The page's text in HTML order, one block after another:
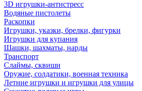
3D игрушки-антистресс
Водяные пистолеты
Раскопки
Игрушки, указки, брелки, фигурки
Игрушки для купания
Шашки, шахматы, нарды
Транспорт
Слаймы, сквиши
Оружие, солдатики, военная техника
Летние игрушки и игрушки для улицы